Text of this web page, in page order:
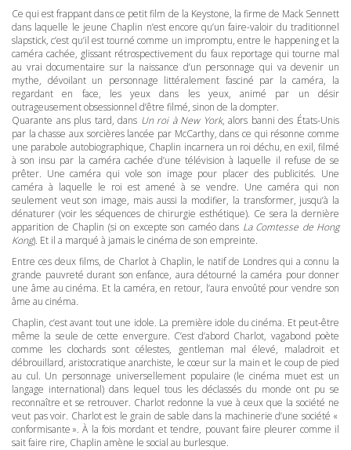
Ce qui est frappant dans ce petit film de la Keystone, la firme de Mack Sennett
dans laquelle le jeune Chaplin n’est encore qu’un faire-valoir du traditionnel
slapstick, c’est qu’il est tourné comme un impromptu, entre le happening et la
caméra cachée, glissant rétrospectivement du faux reportage qui tourne mal
au vrai documentaire sur la naissance d’un personnage qui va devenir un
mythe, dévoilant un personnage littéralement fasciné par la caméra, la
regardant en face, les yeux dans les yeux, animé par un désir
outrageusement obsessionnel d’être filmé, sinon de la dompter.
Quarante ans plus tard, dans Un roi à New York, alors banni des États-Unis
par la chasse aux sorcières lancée par McCarthy, dans ce qui résonne comme
une parabole autobiographique, Chaplin incarnera un roi déchu, en exil, filmé
à son insu par la caméra cachée d’une télévision à laquelle il refuse de se
prêter. Une caméra qui vole son image pour placer des publicités. Une
caméra à laquelle le roi est amené à se vendre. Une caméra qui non
seulement veut son image, mais aussi la modifier, la transformer, jusqu’à la
dénaturer (voir les séquences de chirurgie esthétique). Ce sera la dernière
apparition de Chaplin (si on excepte son caméo dans La Comtesse de Hong
Kong). Et il a marqué à jamais le cinéma de son empreinte.
Entre ces deux films, de Charlot à Chaplin, le natif de Londres qui a connu la
grande pauvreté durant son enfance, aura détourné la caméra pour donner
une âme au cinéma. Et la caméra, en retour, l’aura envoûté pour vendre son
âme au cinéma.
Chaplin, c’est avant tout une idole. La première idole du cinéma. Et peut-être
même la seule de cette envergure. C’est d’abord Charlot, vagabond poète
comme les clochards sont célestes, gentleman mal élevé, maladroit et
débrouillard, aristocratique anarchiste, le cœur sur la main et le coup de pied
au cul. Un personnage universellement populaire (le cinéma muet est un
langage international) dans lequel tous les déclassés du monde ont pu se
reconnaître et se retrouver. Charlot redonne la vue à ceux que la société ne
veut pas voir. Charlot est le grain de sable dans la machinerie d’une société «
conformisante ». À la fois mordant et tendre, pouvant faire pleurer comme il
sait faire rire, Chaplin amène le social au burlesque.